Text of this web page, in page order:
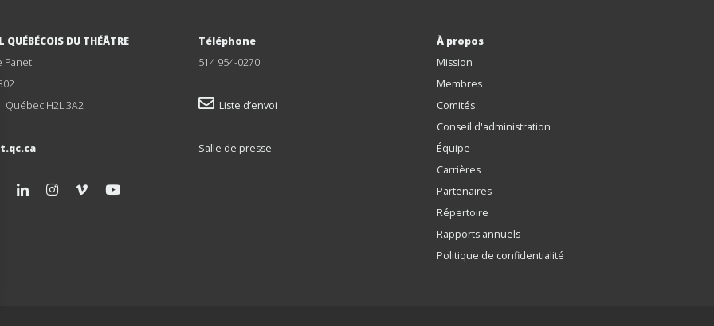
QUÉBÉCOIS DU THÉÂTRE
Panet
Québec H2L 3A2
Téléphone
514 954-0270
Liste d’envoi
Salle de presse
À propos
Mission
Membres
Comités
Conseil d'administration
Équipe
Carrières
Partenaires
Répertoire
Rapports annuels
Politique de confidentialité